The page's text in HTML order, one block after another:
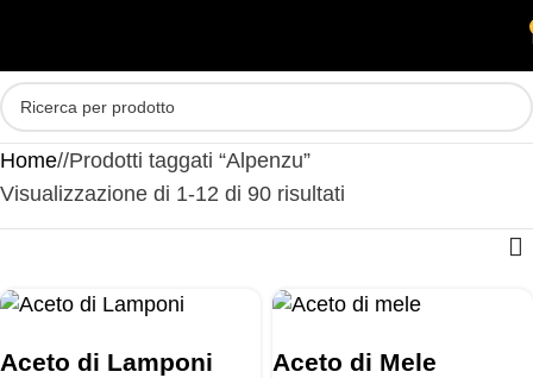
Home/ Prodotti taggati “Alpenzu”
Visualizzazione di 1-12 di 90 risultati
Aceto di Lamponi Aceto di Mele